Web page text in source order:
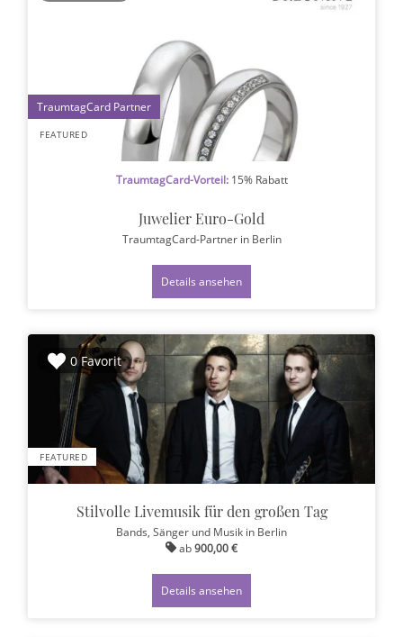
FEATURED
1
TraumtagCard-Vorteil:15% Rabatt
Juwelier Euro-Gold
TraumtagCard-Partner in Berlin
Details ansehen
0 Favorit
FEATURED
Stilvolle Livemusik für den großen Tag
Bands, Sänger und Musik in Berlin
ab900,00 €
Details ansehen